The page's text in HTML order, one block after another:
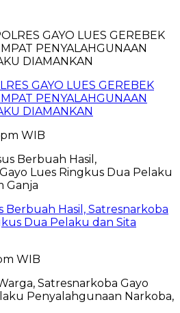
GAYO LUES GEREBEK
PENYALAHGUNAAN
DIAMANKAN
WIB
Berbuah Hasil, Satresnarkoba
Dua Pelaku dan Sita
WIB